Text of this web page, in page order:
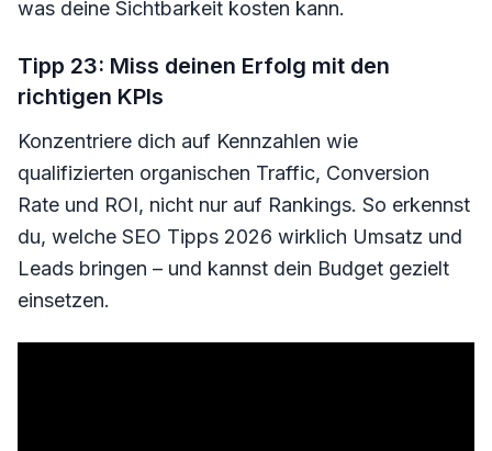
was deine Sichtbarkeit kosten kann.
Tipp 23: Miss deinen Erfolg mit den
richtigen KPIs
Konzentriere dich auf Kennzahlen wie
qualifizierten organischen Traffic, Conversion
Rate und ROI, nicht nur auf Rankings. So erkennst
du, welche SEO Tipps 2026 wirklich Umsatz und
Leads bringen – und kannst dein Budget gezielt
einsetzen.